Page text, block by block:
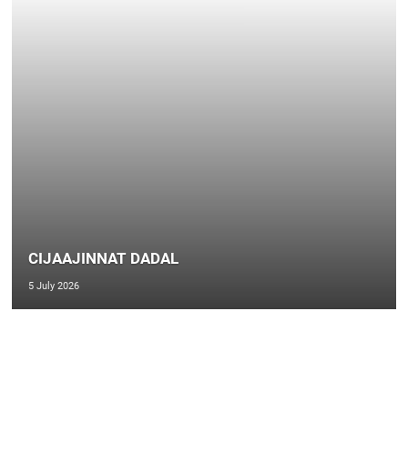
CIJAAJINNAT DADAL
5 July 2026